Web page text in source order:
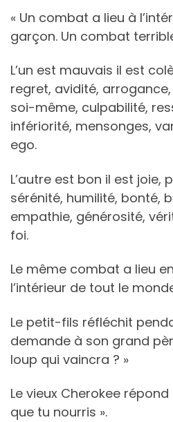
« Un combat a lieu à
garçon. Un combat
L’un est mauvais il est
regret, avidité,
soi-même, culpabilité,
infériorité, mensonges,
ego.
L’autre est bon il est joie,
sérénité, humilité, bonté,
empathie, générosité,
foi.
Le même combat a lieu
l’intérieur de tout le
Le petit-fils réfléchit
demande à son grand
loup qui vaincra ? »
Le vieux Cherokee
que tu nourris ».